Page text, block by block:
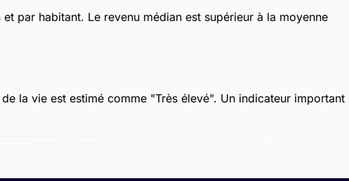
et par habitant. Le revenu médian est supérieur à la moyenne
la vie est estimé comme "Très élevé". Un indicateur important